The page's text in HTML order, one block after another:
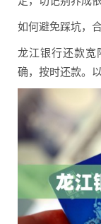
如何避免踩坑，
龙江银行还款宽
确，按时还款。